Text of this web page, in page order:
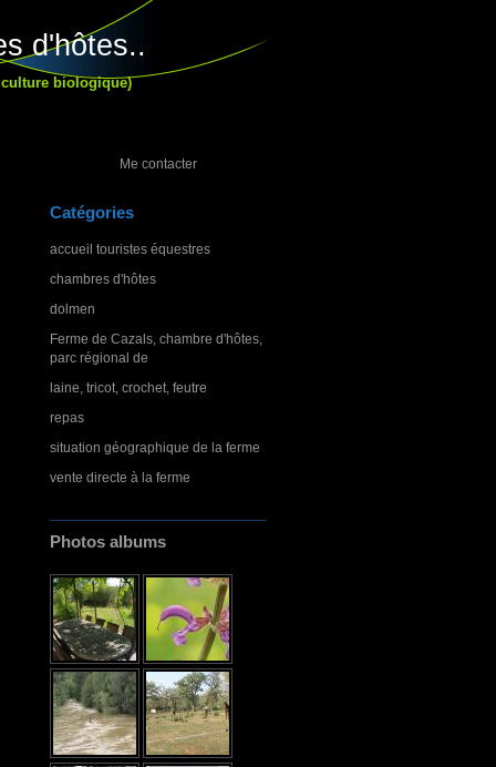
d'hôtes..
biologique)
Me contacter
Catégories
accueil touristes équestres
chambres d'hôtes
dolmen
Ferme de Cazals, chambre d'hôtes,
parc régional de
laine, tricot, crochet, feutre
repas
situation géographique de la ferme
vente directe à la ferme
Photos albums